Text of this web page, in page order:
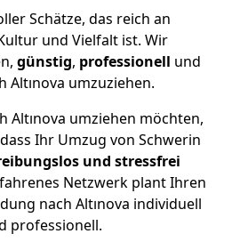
Schätze, das reich an
und Vielfalt ist. Wir
günstig, professionell und
Altınova umzuziehen.
Altınova umziehen möchten,
Ihr Umzug von Schwerin
und stressfrei
Netzwerk plant Ihren
nach Altınova individuell
professionell.